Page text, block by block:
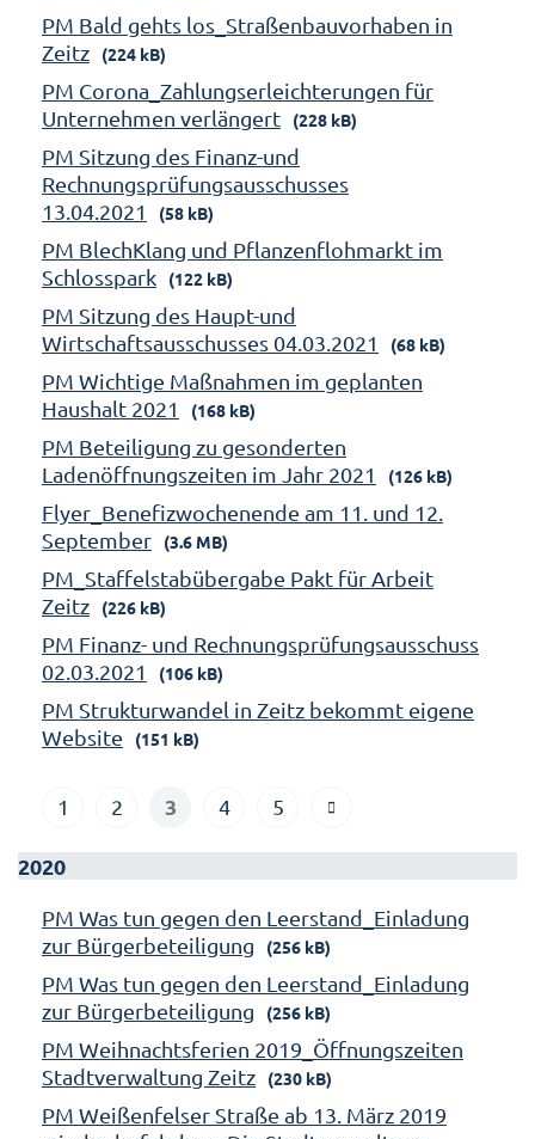
PM Bald gehts los_Straßenbauvorhaben in
Zeitz
(224 kB)
PM Corona_Zahlungserleichterungen für
Unternehmen verlängert
(228 kB)
PM Sitzung des Finanz-und
Rechnungsprüfungsausschusses
13.04.2021
(58 kB)
PM BlechKlang und Pflanzenflohmarkt im
Schlosspark
(122 kB)
PM Sitzung des Haupt-und
Wirtschaftsausschusses 04.03.2021
(68 kB)
PM Wichtige Maßnahmen im geplanten
Haushalt 2021
(168 kB)
PM Beteiligung zu gesonderten
Ladenöffnungszeiten im Jahr 2021
(126 kB)
Flyer_Benefizwochenende am 11. und 12.
September
(3.6 MB)
PM_Staffelstabübergabe Pakt für Arbeit
Zeitz
(226 kB)
PM Finanz- und Rechnungsprüfungsausschuss
02.03.2021
(106 kB)
PM Strukturwandel in Zeitz bekommt eigene
Website
(151 kB)
1 2 3 4 5
2020
PM Was tun gegen den Leerstand_Einladung
zur Bürgerbeteiligung
(256 kB)
PM Was tun gegen den Leerstand_Einladung
zur Bürgerbeteiligung
(256 kB)
PM Weihnachtsferien 2019_Öffnungszeiten
Stadtverwaltung Zeitz
(230 kB)
PM Weißenfelser Straße ab 13. März 2019